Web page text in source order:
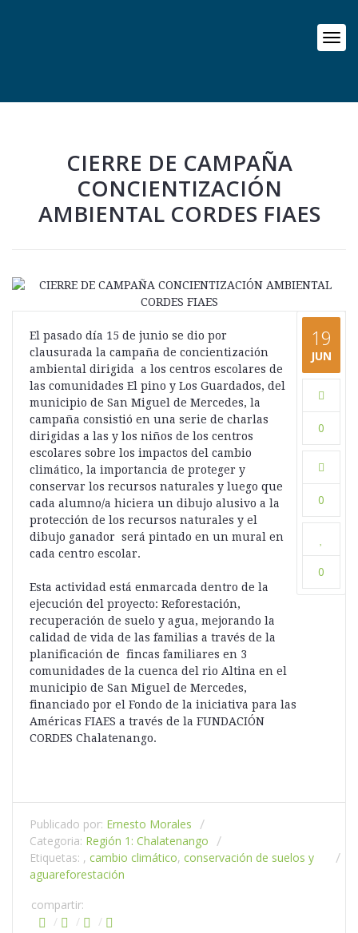
CIERRE DE CAMPAÑA
CONCIENTIZACIÓN
AMBIENTAL CORDES FIAES
19
JUN
0
0
0
El pasado día 15 de junio se dio por
clausurada la campaña de concientización
ambiental dirigida a los centros escolares de
las comunidades El pino y Los Guardados, del
municipio de San Miguel de Mercedes, la
campaña consistió en una serie de charlas
dirigidas a las y los niños de los centros
escolares sobre los impactos del cambio
climático, la importancia de proteger y
conservar los recursos naturales y luego que
cada alumno/a hiciera un dibujo alusivo a la
protección de los recursos naturales y el
dibujo ganador será pintado en un mural en
cada centro escolar.
Esta actividad está enmarcada dentro de la
ejecución del proyecto: Reforestación,
recuperación de suelo y agua, mejorando la
calidad de vida de las familias a través de la
planificación de fincas familiares en 3
comunidades de la cuenca del rio Altina en el
municipio de San Miguel de Mercedes,
financiado por el Fondo de la iniciativa para las
Américas FIAES a través de la FUNDACIÓN
CORDES Chalatenango.
Publicado por: Ernesto Morales
Categoria: Región 1: Chalatenango
Etiquetas: , cambio climático, conservación de suelos y
aguareforestación
compartir: